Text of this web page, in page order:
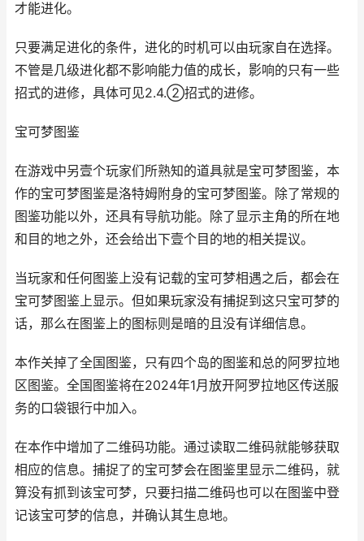
才能进化。
只要满足进化的条件，进化的时机可以由玩家自在选择。
不管是几级进化都不影响能力值的成长，影响的只有一些
招式的进修，具体可见2.4.②招式的进修。
宝可梦图鉴
在游戏中另壹个玩家们所熟知的道具就是宝可梦图鉴，本
作的宝可梦图鉴是洛特姆附身的宝可梦图鉴。除了常规的
图鉴功能以外，还具有导航功能。除了显示主角的所在地
和目的地之外，还会给出下壹个目的地的相关提议。
当玩家和任何图鉴上没有记载的宝可梦相遇之后，都会在
宝可梦图鉴上显示。但如果玩家没有捕捉到这只宝可梦的
话，那么在图鉴上的图标则是暗的且没有详细信息。
本作关掉了全国图鉴，只有四个岛的图鉴和总的阿罗拉地
区图鉴。全国图鉴将在2024年1月放开阿罗拉地区传送服
务的口袋银行中加入。
在本作中增加了二维码功能。通过读取二维码就能够获取
相应的信息。捕捉了的宝可梦会在图鉴里显示二维码，就
算没有抓到该宝可梦，只要扫描二维码也可以在图鉴中登
记该宝可梦的信息，并确认其生息地。